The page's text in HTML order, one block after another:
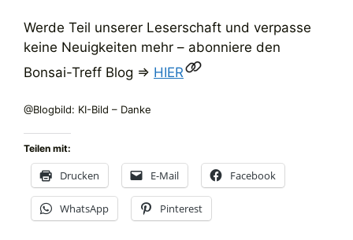
Werde Teil unserer Leserschaft und verpasse
keine Neuigkeiten mehr – abonniere den
Bonsai-Treff Blog => HIER
@Blogbild: KI-Bild – Danke
Teilen mit:
Drucken E-Mail Facebook
WhatsApp Pinterest